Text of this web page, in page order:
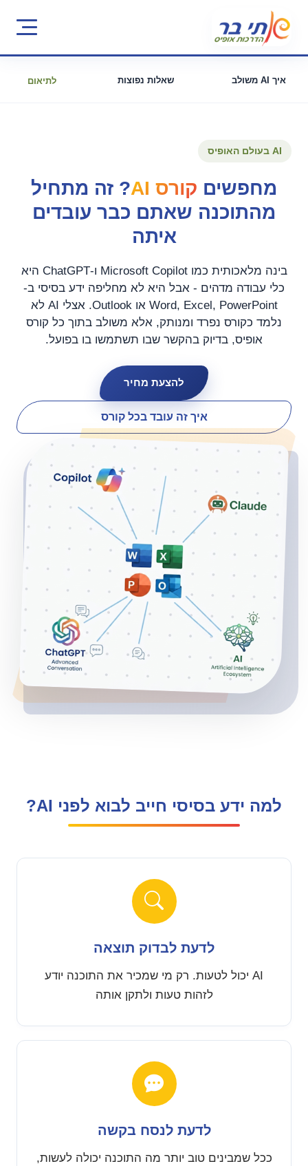
איך AI משולב שאלות נפוצות לתיאום
AI בעולם האופיס
מחפשים קורס AI
? זה מתחיל
מהתוכנה שאתם כבר עובדים
איתה
בינה מלאכותית כמו Microsoft Copilot ו-ChatGPT היא
כלי עבודה מדהים - אבל היא לא מחליפה ידע בסיסי ב-
Word, Excel, PowerPoint או Outlook. אצלי AI לא
נלמד כקורס נפרד ומנותק, אלא משולב בתוך כל קורס
אופיס, בדיוק בהקשר שבו תשתמשו בו בפועל.
להצעת מחיר
איך זה עובד בכל קורס
למה ידע בסיסי חייב לבוא לפני AI?
לדעת לבדוק תוצאה
AI יכול לטעות. רק מי שמכיר את התוכנה יודע
לזהות טעות ולתקן אותה
לדעת לנסח בקשה
ככל שמבינים טוב יותר מה התוכנה יכולה לעשות,